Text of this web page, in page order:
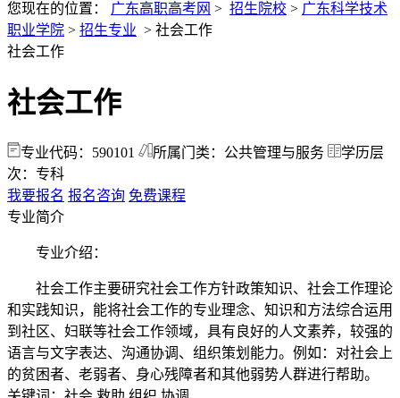
您现在的位置： 广东高职高考网 > 招生院校 > 广东科学技术
职业学院 > 招生专业 > 社会工作
社会工作
社会工作
专业代码：590101 所属门类：公共管理与服务
学历层
次：专科
我要报名 报名咨询 免费课程
专业简介
专业介绍：
社会工作主要研究社会工作方针政策知识、社会工作理论
和实践知识，能将社会工作的专业理念、知识和方法综合运用
到社区、妇联等社会工作领域，具有良好的人文素养，较强的
语言与文字表达、沟通协调、组织策划能力。例如：对社会上
的贫困者、老弱者、身心残障者和其他弱势人群进行帮助。